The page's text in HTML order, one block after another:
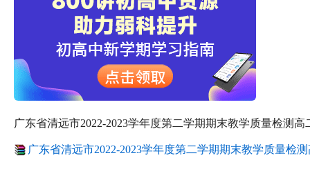
广东省清远市2022-2023学年度第二学期期末教学质量检测
广东省清远市2022-2023学年度第二学期期末教学质量检